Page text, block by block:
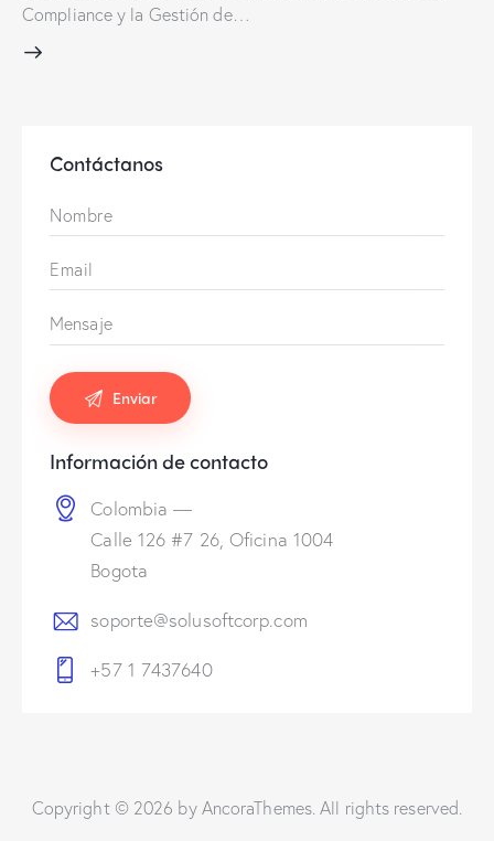
Compliance y la Gestión de…
Contáctanos
Información de contacto
Colombia —
Calle 126 #7 26, Oficina 1004
Bogota
soporte@solusoftcorp.com
+57 1 7437640
Copyright © 2026 by AncoraThemes. All rights reserved.